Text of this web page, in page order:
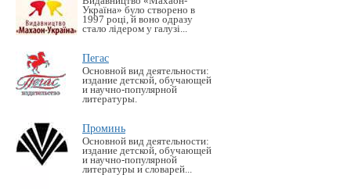
Україна» було створено в
1997 році, й воно одразу
стало лідером у галузі...
Пегас
Основной вид деятельности:
издание детской, обучающей
и научно-популярной
литературы.
Проминь
Основной вид деятельности:
издание детской, обучающей
и научно-популярной
литературы и словарей...